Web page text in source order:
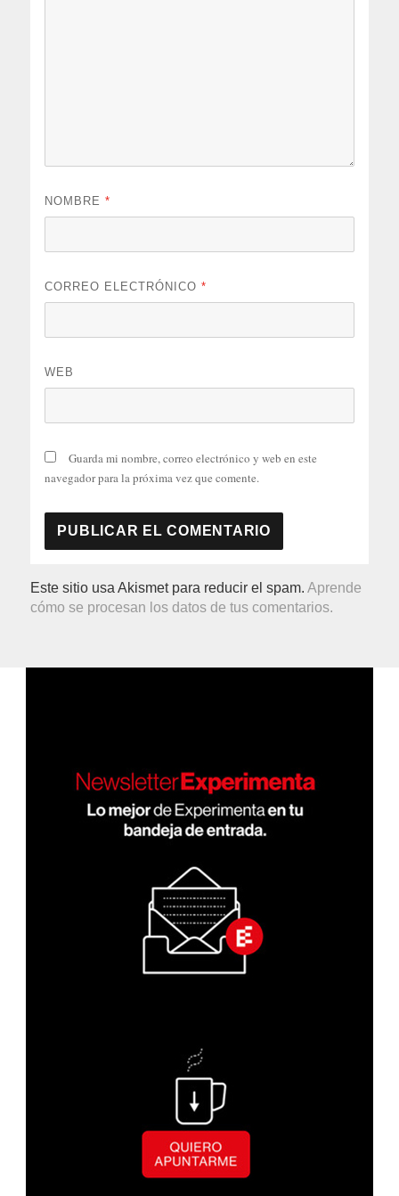
NOMBRE*
CORREO ELECTRÓNICO*
WEB
Guarda mi nombre, correo electrónico y web en este
navegador para la próxima vez que comente.
Este sitio usa Akismet para reducir el spam.Aprende
cómo se procesan los datos de tus comentarios.